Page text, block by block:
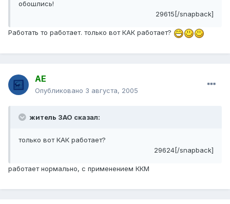
обошлись!
29615[/snapback]
Работать то работает. только вот КАК работает?
АЕ
Опубликовано 3 августа, 2005
житель ЗАО сказал:
только вот КАК работает?
29624[/snapback]
работает нормально, с применением ККМ